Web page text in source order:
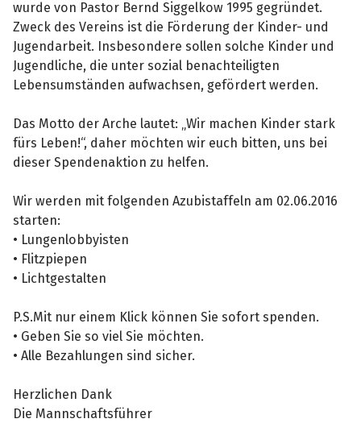
wurde von Pastor Bernd Siggelkow 1995 gegründet.
Zweck des Vereins ist die Förderung der Kinder- und
Jugendarbeit. Insbesondere sollen solche Kinder und
Jugendliche, die unter sozial benachteiligten
Lebensumständen aufwachsen, gefördert werden.
Das Motto der Arche lautet: „Wir machen Kinder stark
fürs Leben!“, daher möchten wir euch bitten, uns bei
dieser Spendenaktion zu helfen.
Wir werden mit folgenden Azubistaffeln am 02.06.2016
starten:
• Lungenlobbyisten
• Flitzpiepen
• Lichtgestalten
P.S.Mit nur einem Klick können Sie sofort spenden.
• Geben Sie so viel Sie möchten.
• Alle Bezahlungen sind sicher.
Herzlichen Dank
Die Mannschaftsführer